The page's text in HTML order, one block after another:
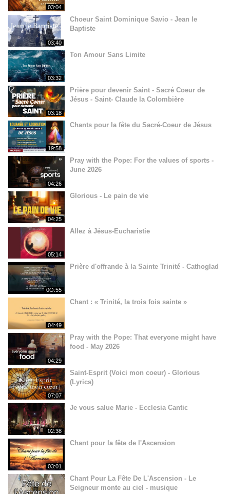
03:04
03:40
Choeur Saint Dominique Savio - Jean le
Baptiste
03:32
Ton Amour Sans Limite
03:18
Prière pour devenir Saint - Sacré Coeur de
Jésus - Saint- Claude la Colombière
19:58
Chants pour la fête du Sacré-Coeur de Jésus
04:26
Pray with the Pope: For the values of sports -
June 2026
04:25
Glorious - Le pain de vie
05:14
Allez à Jésus-Eucharistie
0O:55
Prière d'offrande à la Sainte Trinité - Cathoglad
04:49
Chant : « Trinité, la trois fois sainte »
04:29
Pray with the Pope: That everyone might have
food - May 2026
07:07
Saint-Esprit (Voici mon coeur) - Glorious
(Lyrics)
02:38
Je vous salue Marie - Ecclesia Cantic
03:01
Chant pour la fête de l'Ascension
Chant Pour La Fête De L'Ascension - Le
Seigneur monte au ciel - musique